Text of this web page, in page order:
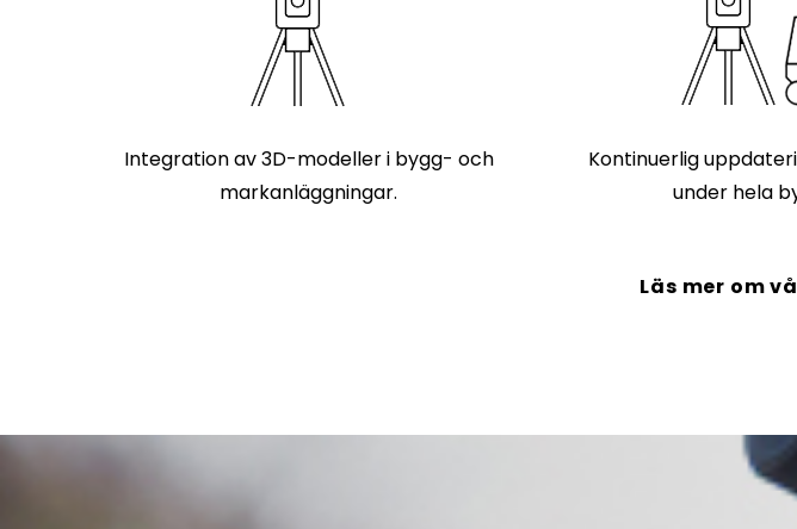
Integration av 3D-modeller i bygg- och
markanläggningar.
Kontinuerlig
under hela
Läs mer om